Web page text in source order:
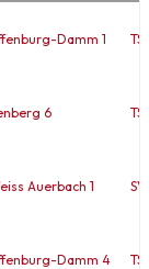
Damm 1
6
Auerbach 1
Damm 4